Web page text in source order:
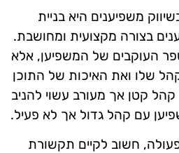
משפיענים היא בניית
בצורה מקצועית ומחושבת.
העוקבים של המשפיען, אלא
שלו ואת האיכות של התוכן
קטן אך מעורב עשוי להניב
עם קהל גדול אך לא פעיל.
חשוב לקיים תקשורת